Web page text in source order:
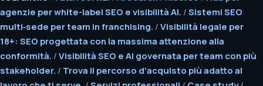
agenzie per white-label SEO e visibilità AI. / Sistemi SEO
multi‑sede per team in franchising. / Visibilità legale per
18+: SEO progettata con la massima attenzione alla
conformità. / Visibilità SEO e AI governata per team con più
stakeholder. / Trova il percorso d'acquisto più adatto al